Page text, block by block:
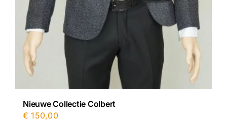
Nieuwe Collectie Colbert
€ 150,00